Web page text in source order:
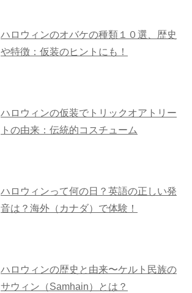
ハロウィンのオバケの種類１０選、歴史
や特徴：仮装のヒントにも！
ハロウィンの仮装でトリックオアトリー
トの由来：伝統的コスチューム
ハロウィンって何の日？英語の正しい発
音は？海外（カナダ）で体験！
ハロウィンの歴史と由来〜ケルト民族の
サウィン（Samhain）とは？